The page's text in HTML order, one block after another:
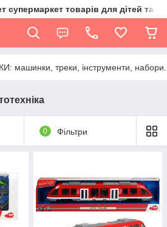
товарів для дітей та їх
машинки, треки, інструменти, набори.
0 Фільтри